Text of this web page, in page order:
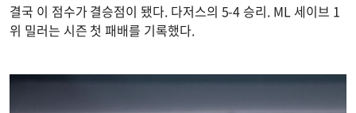
결국 이 점수가 결승점이 됐다. 다저스의 5-4 승리. ML 세이브 1
위 밀러는 시즌 첫 패배를 기록했다.